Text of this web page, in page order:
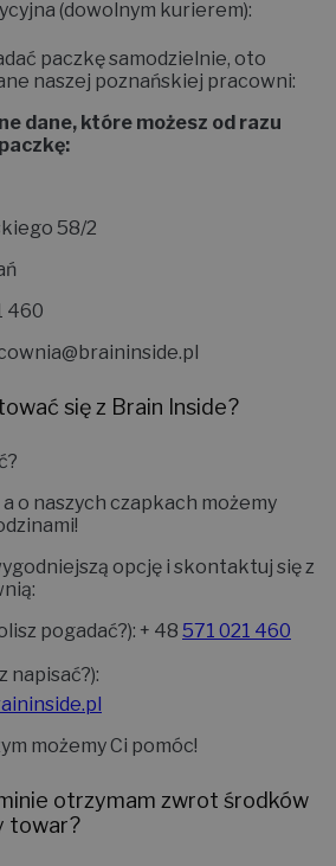
(dowolnym kurierem):
paczkę samodzielnie, oto
naszej poznańskiej pracowni:
dane, które możesz od razu
58/2
460
się z Brain Inside?
o naszych czapkach możemy
opcję i skontaktuj się z
pogadać?): + 48 571 021 460
napisać?):
możemy Ci pomóc!
otrzymam zwrot środków
towar?